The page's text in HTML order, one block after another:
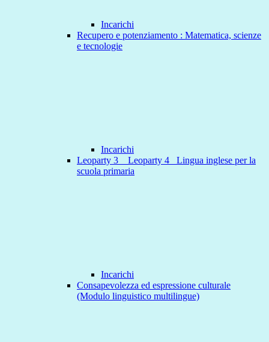
Incarichi
Recupero e potenziamento : Matematica, scienze
e tecnologie
Incarichi
Leoparty 3 _ Leoparty 4_ Lingua inglese per la
scuola primaria
Incarichi
Consapevolezza ed espressione culturale
(Modulo linguistico multilingue)